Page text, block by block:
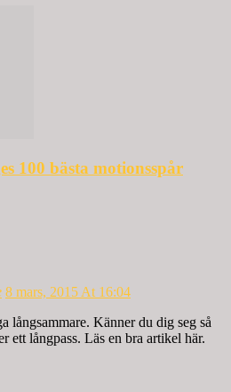
100 bästa motionsspår
8 mars, 2015 At 16:04
långsammare. Känner du dig seg så
ett långpass. Läs en bra artikel här.